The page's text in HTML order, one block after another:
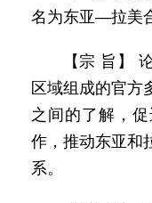
名为东亚—拉美
【宗 旨】
区域组成的官方
之间的了解，
作，推动东亚和
系。